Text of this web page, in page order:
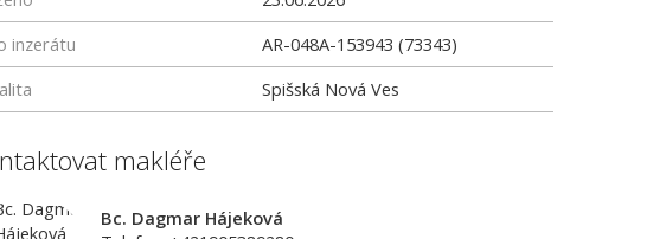
inzerátu
AR-048A-153943 (73343)
Spišská Nová Ves
makléře
Bc. Dagmar Hájeková